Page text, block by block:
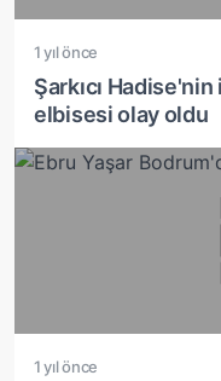
1 yıl önce
Şarkıcı
elbisesi olay oldu
1 yıl önce